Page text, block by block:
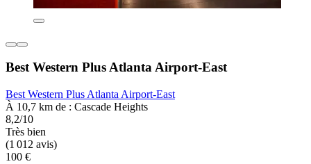
Best Western Plus Atlanta Airport-East
Best Western Plus Atlanta Airport-East
À 10,7 km de : Cascade Heights
8,2/10
Très bien
(1 012 avis)
100 €